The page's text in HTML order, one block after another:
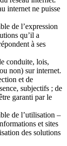
internet ne puisse
de l’expression
qu’il a
à ses
conduite, lois,
non) sur internet.
et de
subjectifs ; de
garanti par le
de l’utilisation –
et sites
des solutions